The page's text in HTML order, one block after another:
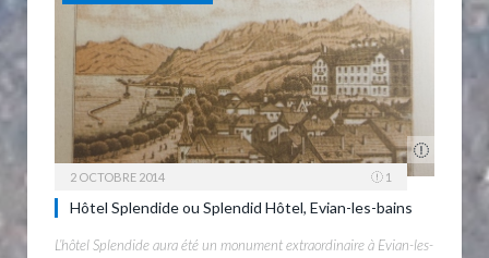
2 OCTOBRE 2014 1
Hôtel Splendide ou Splendid Hôtel, Evian-les-bains
L’hôtel Splendide aura été un monument extraordinaire à Evian-les-